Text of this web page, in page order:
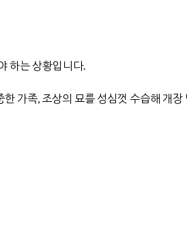
하는 상황입니다.
가족, 조상의 묘를 성심껏 수습해 개장